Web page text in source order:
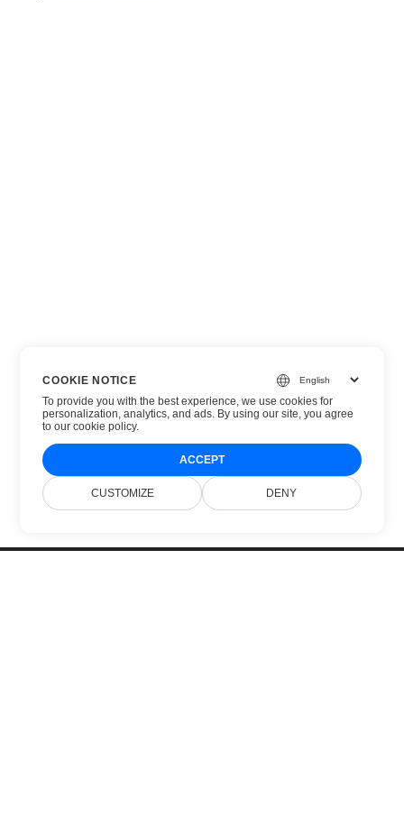
COOKIE NOTICE
To provide you with the best experience, we use cookies for
personalization, analytics, and ads. By using our site, you agree
toour cookie policy.
ACCEPT
CUSTOMIZE DENY